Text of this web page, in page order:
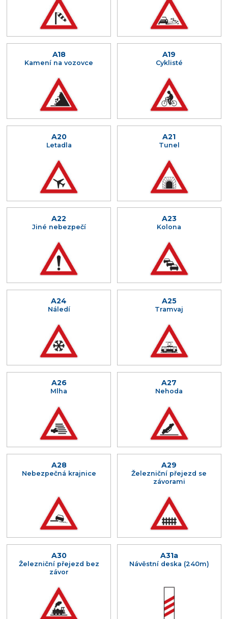
A18
Kamení na vozovce
A19
Cyklisté
A20
Letadla
A21
Tunel
A22
Jiné nebezpečí
A23
Kolona
A24
Náledí
A25
Tramvaj
A26
Mlha
A27
Nehoda
A28
Nebezpečná krajnice
A29
Železniční přejezd se
závorami
A30
Železniční přejezd bez
závor
A31a
Návěstní deska (240m)